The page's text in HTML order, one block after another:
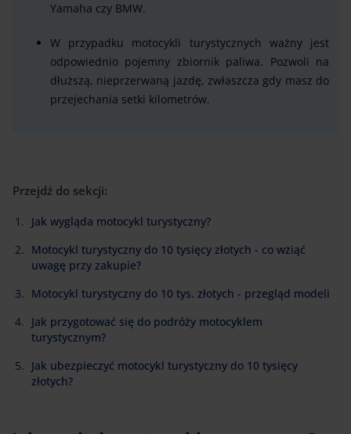
Yamaha czy BMW.
W przypadku motocykli turystycznych ważny jest
odpowiednio pojemny zbiornik paliwa. Pozwoli na
dłuższą, nieprzerwaną jazdę, zwłaszcza gdy masz do
przejechania setki kilometrów.
Przejdź do sekcji:
Jak wygląda motocykl turystyczny?
Motocykl turystyczny do 10 tysięcy złotych - co wziąć
uwagę przy zakupie?
Motocykl turystyczny do 10 tys. złotych - przegląd modeli
Jak przygotować się do podróży motocyklem
turystycznym?
Jak ubezpieczyć motocykl turystyczny do 10 tysięcy
złotych?